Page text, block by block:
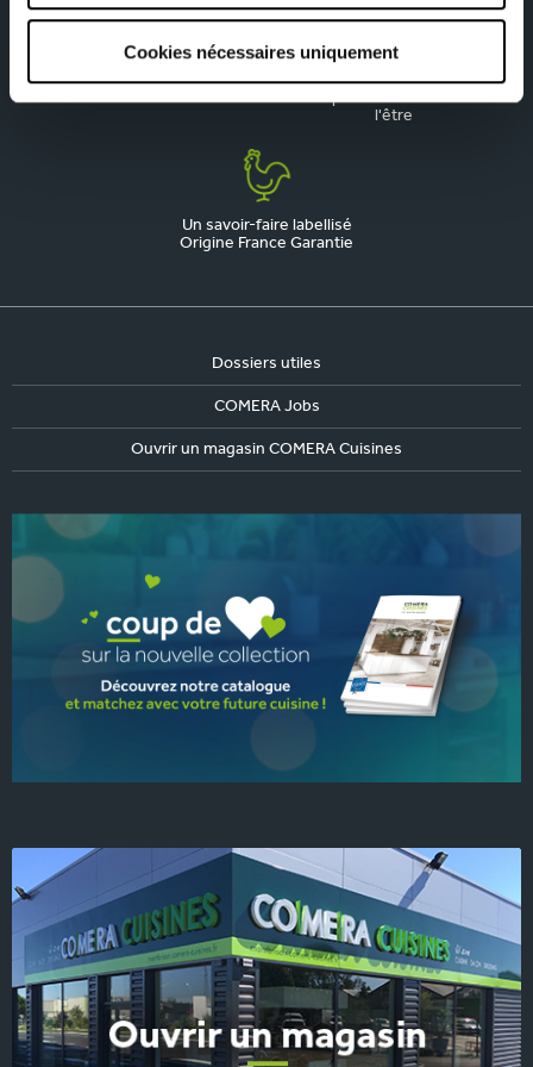
Cookies nécessaires uniquement
La qualité, notre priorité
Une marque engagée,
responsable et fière de
l'être
Un savoir-faire labellisé
Origine France Garantie
Dossiers utiles
COMERA Jobs
Ouvrir un magasin COMERA Cuisines